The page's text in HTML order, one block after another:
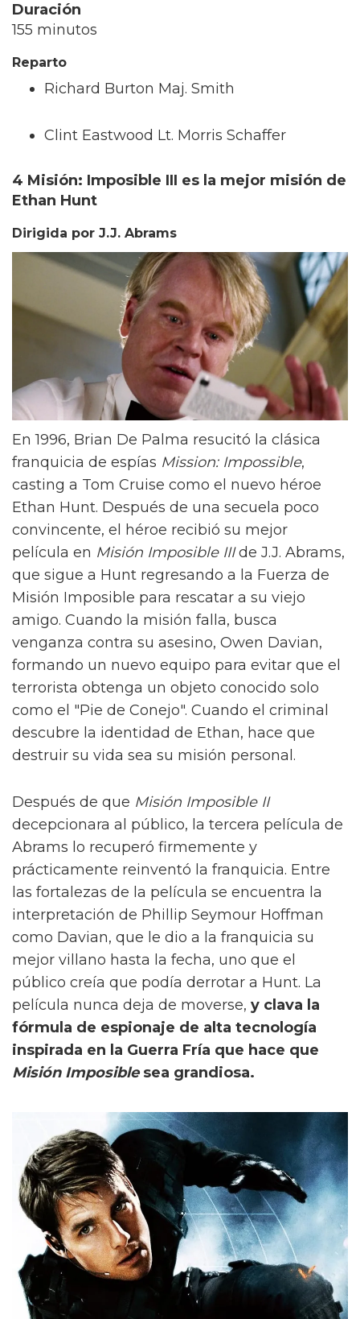
Duración
155 minutos
Reparto
Richard Burton Maj. Smith
Clint Eastwood Lt. Morris Schaffer
4 Misión: Imposible III es la mejor misión de
Ethan Hunt
Dirigida por J.J. Abrams
En 1996, Brian De Palma resucitó la clásica
franquicia de espías Mission: Impossible,
casting a Tom Cruise como el nuevo héroe
Ethan Hunt. Después de una secuela poco
convincente, el héroe recibió su mejor
película en Misión Imposible IIIde J.J. Abrams,
que sigue a Hunt regresando a la Fuerza de
Misión Imposible para rescatar a su viejo
amigo. Cuando la misión falla, busca
venganza contra su asesino, Owen Davian,
formando un nuevo equipo para evitar que el
terrorista obtenga un objeto conocido solo
como el "Pie de Conejo". Cuando el criminal
descubre la identidad de Ethan, hace que
destruir su vida sea su misión personal.
Después de que Misión Imposible II
decepcionara al público, la tercera película de
Abrams lo recuperó firmemente y
prácticamente reinventó la franquicia. Entre
las fortalezas de la película se encuentra la
interpretación de Phillip Seymour Hoffman
como Davian, que le dio a la franquicia su
mejor villano hasta la fecha, uno que el
público creía que podía derrotar a Hunt. La
película nunca deja de moverse, y clava la
fórmula de espionaje de alta tecnología
inspirada en la Guerra Fría que hace que
Misión Imposiblesea grandiosa.